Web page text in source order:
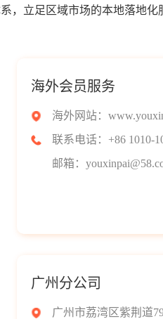
，立足区域市场的本地落地
海外会员服务
海外网站：
联系电话：+86 1010-
邮箱：
广州分公司
广州市荔湾区紫荆道